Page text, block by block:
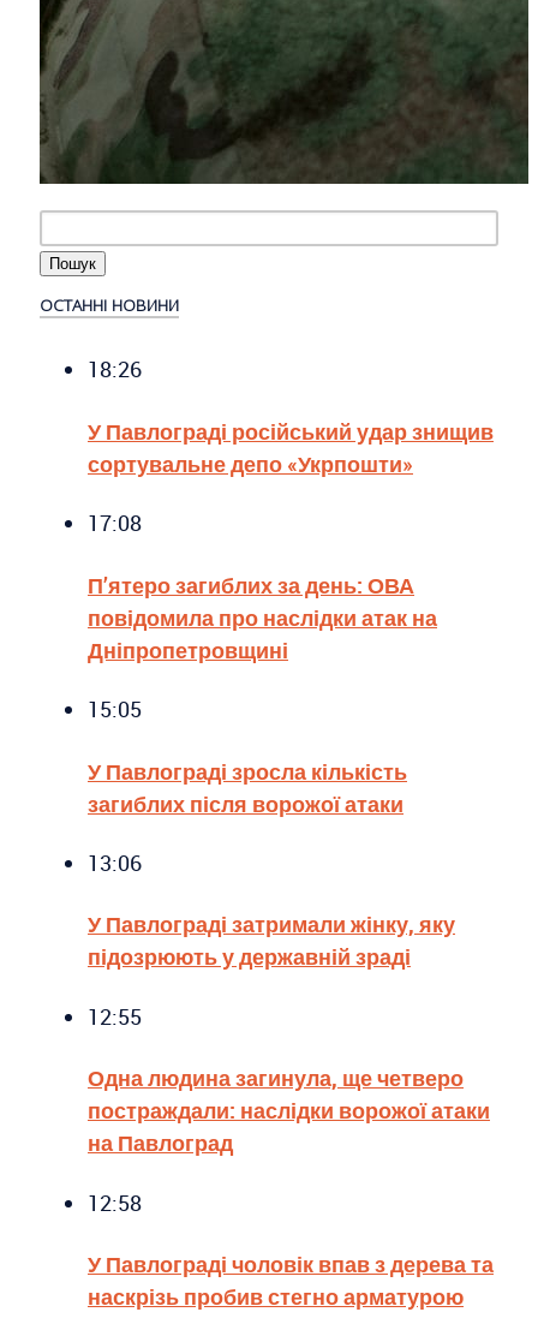
ОСТАННІ НОВИНИ
18:26
У Павлограді російський удар знищив
сортувальне депо «Укрпошти»
17:08
П’ятеро загиблих за день: ОВА
повідомила про наслідки атак на
Дніпропетровщині
15:05
У Павлограді зросла кількість
загиблих після ворожої атаки
13:06
У Павлограді затримали жінку, яку
підозрюють у державній зраді
12:55
Одна людина загинула, ще четверо
постраждали: наслідки ворожої атаки
на Павлоград
12:58
У Павлограді чоловік впав з дерева та
наскрізь пробив стегно арматурою